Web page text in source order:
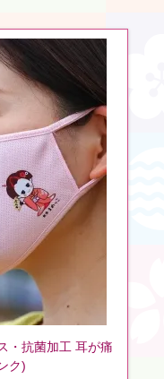
・抗菌加工 耳が痛
ク)